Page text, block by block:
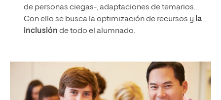
de personas ciegas-, adaptaciones de temarios…
Con ello se busca la optimización de recursos y la
inclusión de todo el alumnado.